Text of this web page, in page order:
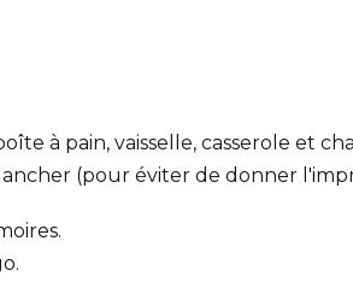
à pain, vaisselle, casserole et
(pour éviter de donner